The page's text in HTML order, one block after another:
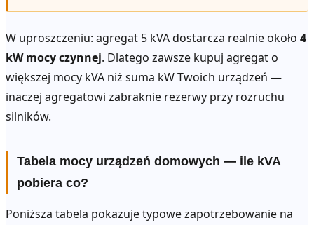
W uproszczeniu: agregat 5 kVA dostarcza realnie około 4
kW mocy czynnej. Dlatego zawsze kupuj agregat o
większej mocy kVA niż suma kW Twoich urządzeń —
inaczej agregatowi zabraknie rezerwy przy rozruchu
silników.
Tabela mocy urządzeń domowych — ile kVA
pobiera co?
Poniższa tabela pokazuje typowe zapotrzebowanie na